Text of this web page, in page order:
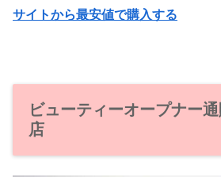
サイトから最安値で購入する
ビューティーオープナー
店